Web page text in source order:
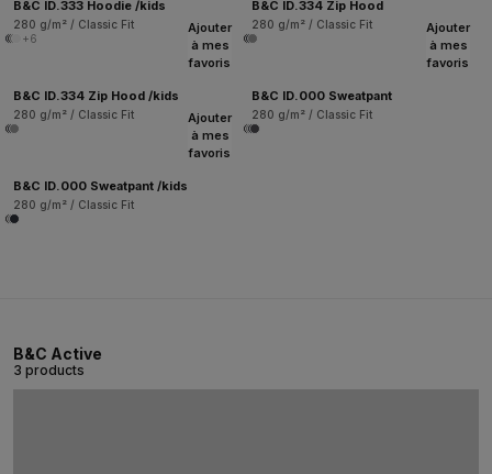
B&C ID.333 Hoodie /kids
280 g/m² / Classic Fit
+6
B&C ID.334 Zip Hood
280 g/m² / Classic Fit
Ajouter
à mes
favoris
B&C ID.334 Zip Hood /kids
280 g/m² / Classic Fit
Ajouter
à mes
favoris
B&C ID.000 Sweatpant
280 g/m² / Classic Fit
Ajouter
à mes
favoris
B&C ID.000 Sweatpant /kids
280 g/m² / Classic Fit
B&C Active
3 products